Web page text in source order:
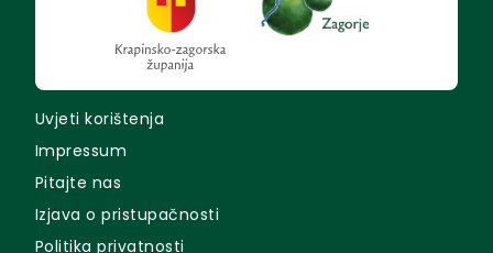
Uvjeti korištenja
Impressum
Pitajte nas
Izjava o pristupačnosti
Politika privatnosti